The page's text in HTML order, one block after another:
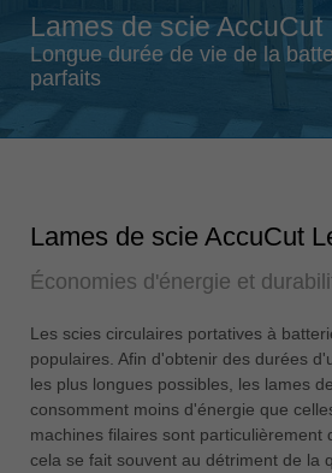
english
Slovenija
Suomi
english
Türkiye
USA
english
Việt Nam
tiếng việt
Lames de scie AccuCut
Longue durée de vie de la
parfaits
Lames de scie AccuCut
Économies d'énergie et
Les scies circulaires portatives à
populaires. Afin d'obtenir des durées
les plus longues possibles, les lames
consomment moins d'énergie que
machines filaires sont particulièrement
cela se fait souvent au détriment de la